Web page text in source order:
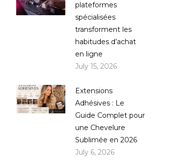
plateformes
spécialisées
transforment les
habitudes d’achat
en ligne
July 15, 2026
Extensions
Adhésives : Le
Guide Complet pour
une Chevelure
Sublimée en 2026
July 6, 2026